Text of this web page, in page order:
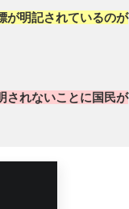
が明記されているのが
されないことに国民が